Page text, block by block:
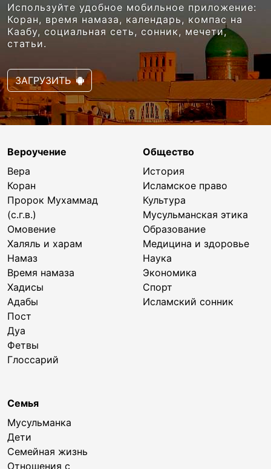
Используйте удобное мобильное приложение:
Коран, время намаза, календарь, компас на
Каабу, социальная сеть, сонник, мечети,
статьи.
ЗАГРУЗИТЬ
Вероучение
Вера
Коран
Пророк Мухаммад
(с.г.в.)
Омовение
Халяль и харам
Намаз
Время намаза
Хадисы
Адабы
Пост
Дуа
Фетвы
Глоссарий
Общество
История
Исламское право
Культура
Мусульманская этика
Образование
Медицина и здоровье
Наука
Экономика
Спорт
Исламский сонник
Семья
Мусульманка
Дети
Семейная жизнь
Отношения с